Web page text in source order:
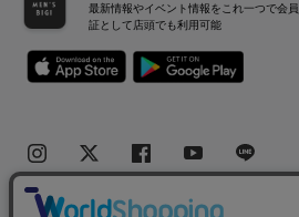
最新情報やイベント情報をこれ一つで会員
証として店頭でも利用可能